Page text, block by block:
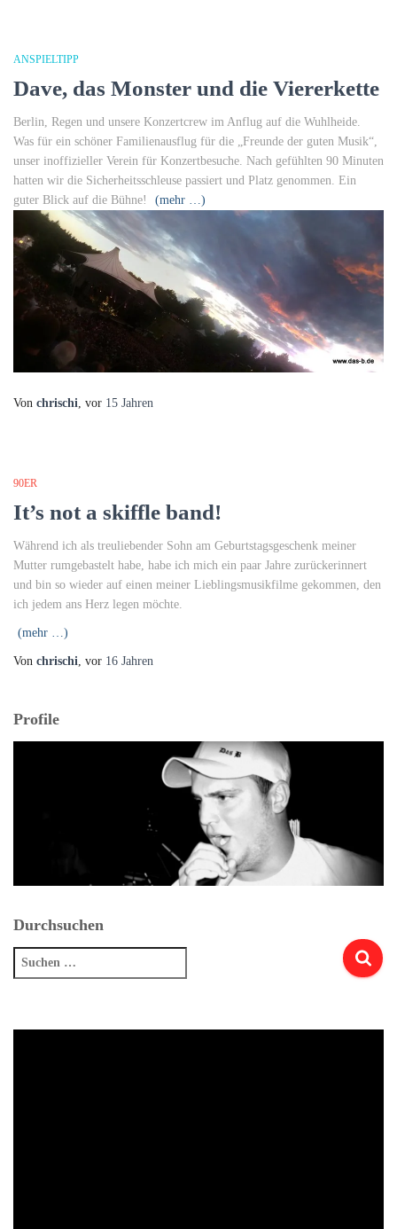
ANSPIELTIPP
Dave, das Monster und die Viererkette
Berlin, Regen und unsere Konzertcrew im Anflug auf die Wuhlheide.
Was für ein schöner Familienausflug für die „Freunde der guten Musik“,
unser inoffizieller Verein für Konzertbesuche. Nach gefühlten 90 Minuten
hatten wir die Sicherheitsschleuse passiert und Platz genommen. Ein
guter Blick auf die Bühne!
(mehr …)
Von chrischi, vor 15 Jahren
90ER
It’s not a skiffle band!
Während ich als treuliebender Sohn am Geburtstagsgeschenk meiner
Mutter rumgebastelt habe, habe ich mich ein paar Jahre zurückerinnert
und bin so wieder auf einen meiner Lieblingsmusikfilme gekommen, den
ich jedem ans Herz legen möchte.
(mehr …)
Von chrischi, vor 16 Jahren
Profile
Durchsuchen
Suchen
nach: